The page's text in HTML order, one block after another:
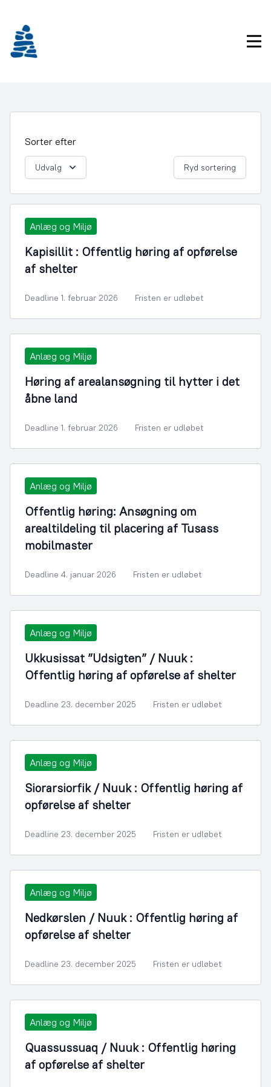
indhold
Sorter efter
Udvalg Ryd sortering
Anlæg og Miljø
Kapisillit : Offentlig høring af opførelse
af shelter
Deadline 1. februar 2026 Fristen er udløbet
Anlæg og Miljø
Høring af arealansøgning til hytter i det
åbne land
Deadline 1. februar 2026 Fristen er udløbet
Anlæg og Miljø
Offentlig høring: Ansøgning om
arealtildeling til placering af Tusass
mobilmaster
Deadline 4. januar 2026 Fristen er udløbet
Anlæg og Miljø
Ukkusissat ”Udsigten” / Nuuk :
Offentlig høring af opførelse af shelter
Deadline 23. december 2025 Fristen er udløbet
Anlæg og Miljø
Siorarsiorfik / Nuuk : Offentlig høring af
opførelse af shelter
Deadline 23. december 2025 Fristen er udløbet
Anlæg og Miljø
Nedkørslen / Nuuk : Offentlig høring af
opførelse af shelter
Deadline 23. december 2025 Fristen er udløbet
Anlæg og Miljø
Quassussuaq / Nuuk : Offentlig høring
af opførelse af shelter